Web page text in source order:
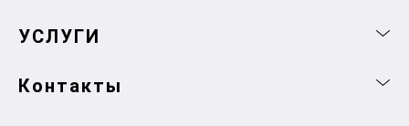
УСЛУГИ
Контакты